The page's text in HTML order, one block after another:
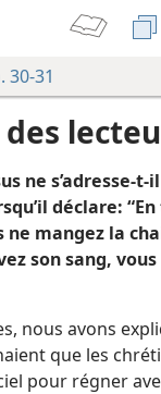
30-31
ne s’adresse-​t-​
déclare:
ne mangez la
son sang, vous
nous avons
que les
pour régner